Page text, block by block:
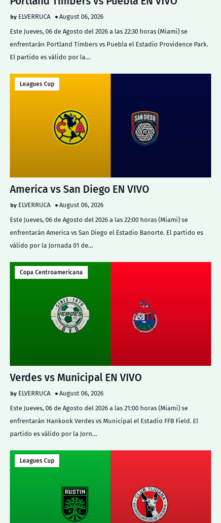
ELVERRUCA
August 06, 2026
Este Jueves, 06 de Agosto del 2026 a las 22:30 horas (Miami) se
enfrentarán Portland Timbers vs Puebla el Estadio Providence Park.
El partido es válido por la…
Leagues Cup
America vs San Diego EN VIVO
ELVERRUCA
August 06, 2026
Este Jueves, 06 de Agosto del 2026 a las 22:00 horas (Miami) se
enfrentarán America vs San Diego el Estadio Banorte. El partido es
válido por la Jornada 01 de…
Copa Centroamericana
Verdes vs Municipal EN VIVO
ELVERRUCA
August 06, 2026
Este Jueves, 06 de Agosto del 2026 a las 21:00 horas (Miami) se
enfrentarán Hankook Verdes vs Municipal el Estadio FFB Field. El
partido es válido por la Jorn…
Leagues Cup